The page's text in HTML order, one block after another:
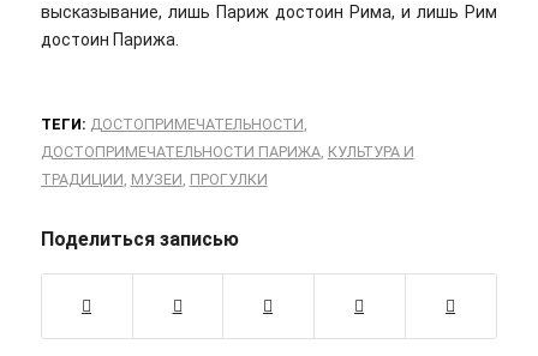
высказывание, лишь Париж достоин Рима, и лишь Рим
достоин Парижа.
ТЕГИ: ДОСТОПРИМЕЧАТЕЛЬНОСТИ
ДОСТОПРИМЕЧАТЕЛЬНОСТИ ПАРИЖА, КУЛЬТУРА И
ТРАДИЦИИ МУЗЕИ ПРОГУЛКИ
Поделиться записью